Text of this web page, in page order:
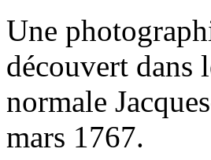
Une
découvert dans
normale
mars 1767.